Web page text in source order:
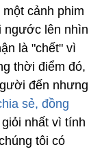
cảnh phim
ngước lên nhìn
là "chết" vì
thời điểm đó,
đến nhưng
sẻ, đồng
nhất vì tính
tôi có